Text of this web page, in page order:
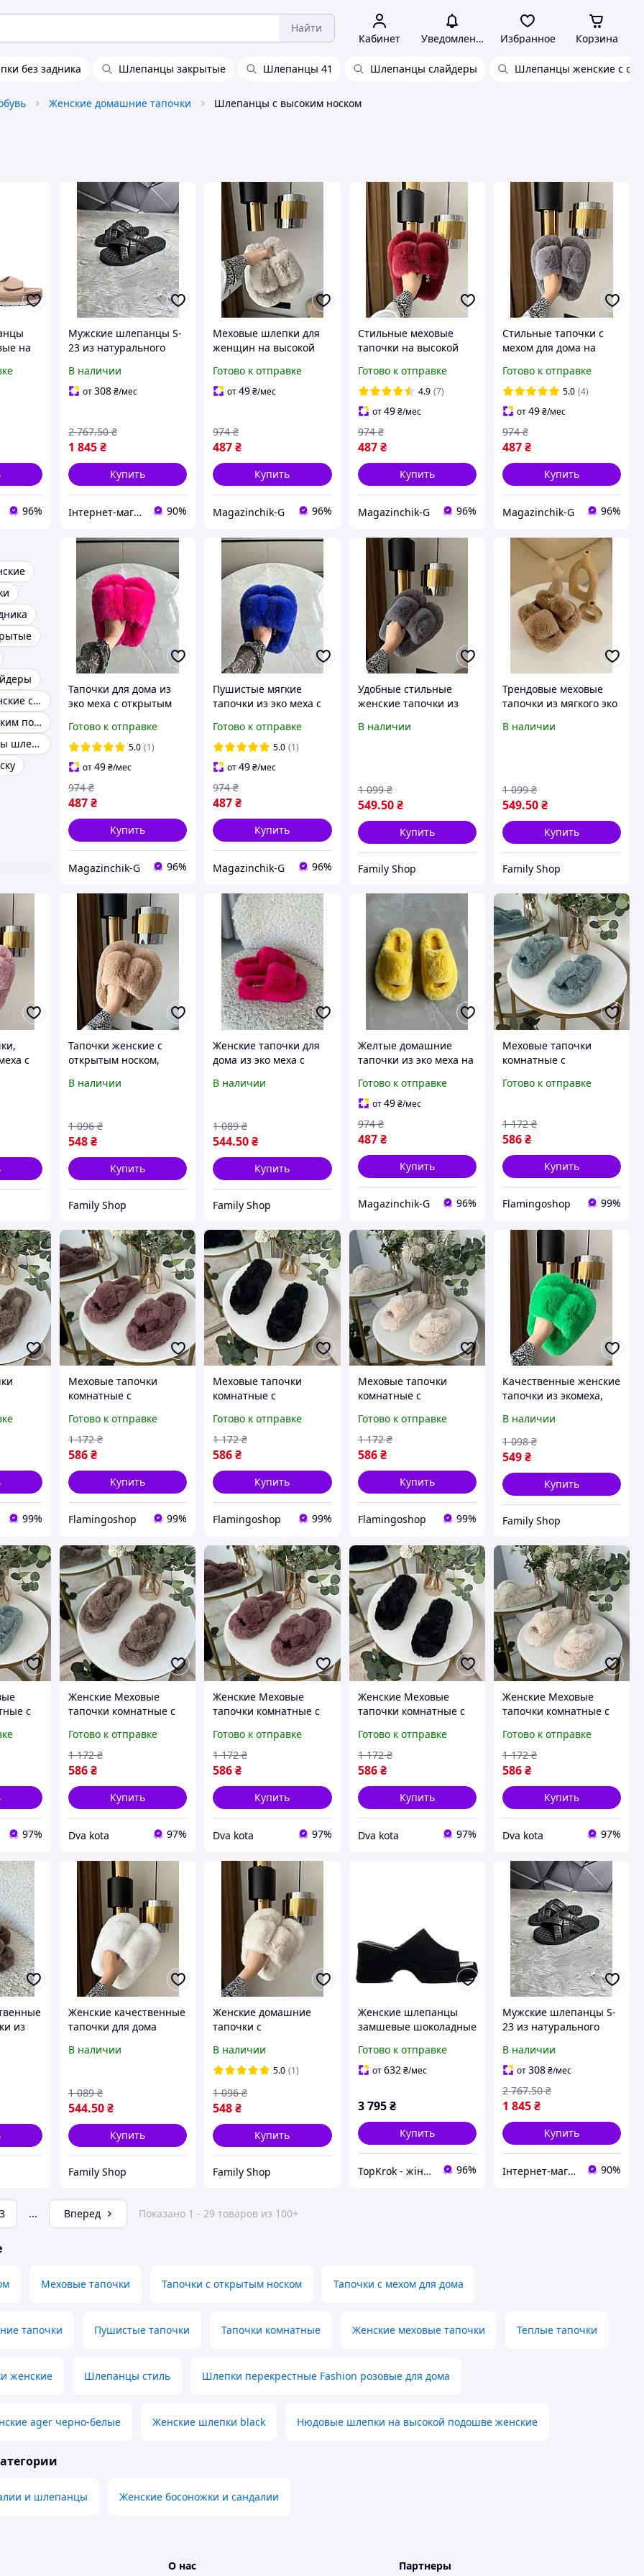
Найти
Кабинет Уведомления Избранное Корзина
без задника Шлепанцы закрытые Шлепанцы 41 Шлепанцы слайдеры Шлепанцы женские с
Женские домашние тапочки Шлепанцы с высоким носком
на
96%
Мужские шлепанцы S-
23 из натурального
стелькой и высокой
комфортностью для
В наличии
от308₴/мес
1 845₴
2 767.50 ₴
Купить
Інтернет-магазин ALL CLOTHES 90%
Меховые шлепки для
женщин на высокой
носком из эко меха, в
цвете дымчастое
Готово к отправке
от49₴/мес
487₴
974 ₴
Купить
Magazinchik-G 96%
Стильные меховые
тапочки на высокой
носком, в цвете бордо
Готово к отправке
4.9 (7)
от49 ₴/мес
487 ₴
974 ₴
Купить
Magazinchik-G 96%
Стильные тапочки с
мехом для дома на
открытым носком, в
цвете графит
Готово к отправке
5.0 (4)
от49₴/мес
487₴
974 ₴
Купить
Magazinchik-G 96%
Шлепанцы женские с острым носком
Шлепки с высоким подъемом
Женские сланцы шлепки
Тапочки для дома из
эко меха с открытым
подошве, в цвете
фуксия
Готово к отправке
5.0 (1)
от49₴/мес
487₴
974 ₴
Купить
Magazinchik-G 96%
Пушистые мягкие
тапочки из эко меха с
высокой подошве в
ярко синем цвете
Готово к отправке
5.0 (1)
от49₴/мес
487₴
974 ₴
Купить
Magazinchik-G 96%
Удобные стильные
женские тапочки из
тапочки в графитовом
В наличии
549.50 ₴
1 099 ₴
Купить
Family Shop
Трендовые меховые
тапочки из мягкого эко
подошве с открытым
В наличии
549.50₴
1 099 ₴
Купить
Family Shop
с
Тапочки женские с
открытым носком,
экомеха, капцы на
В наличии
548₴
1 096 ₴
Купить
Family Shop
Женские тапочки для
дома из эко меха с
высокой подошве в
В наличии
544.50₴
1 089 ₴
Купить
Family Shop
Желтые домашние
тапочки из эко меха на
открытым носком
Готово к отправке
от49 ₴/мес
487 ₴
974 ₴
Купить
Magazinchik-G 96%
Меховые тапочки
комнатные с
подошва, тапули
Готово к отправке
586₴
1 172 ₴
Купить
Flamingoshop 99%
и
99%
Меховые тапочки
комнатные с
подошва, тапули
пушистые с мехом и
открытым носком
бордо
Готово к отправке
586₴
1 172 ₴
Купить
Flamingoshop 99%
Меховые тапочки
комнатные с
подошва, тапули
пушистые с мехом и
открытым носком
черные
Готово к отправке
586₴
1 172 ₴
Купить
Flamingoshop 99%
Меховые тапочки
комнатные с
подошва, тапули
пушистые с мехом и
открытым носком
молочные
Готово к отправке
586 ₴
1 172 ₴
Купить
Flamingoshop 99%
Качественные женские
тапочки из экомеха,
тапочки с открытым
носком, шапочки на
высокой подошве
В наличии
549₴
1 098 ₴
Купить
Family Shop
с
с
97%
Женские Меховые
тапочки комнатные с
Высокой подошвой
домашние Пушистые с
переплетом мокко
Готово к отправке
586₴
1 172 ₴
Купить
Dva kota 97%
Женские Меховые
тапочки комнатные с
Высокой подошвой
домашние Пушистые с
переплетом бордо
Готово к отправке
586₴
1 172 ₴
Купить
Dva kota 97%
Женские Меховые
тапочки комнатные с
Высокой подошвой
домашние Пушистые с
переплетом черные
Готово к отправке
586 ₴
1 172 ₴
Купить
Dva kota 97%
Женские Меховые
тапочки комнатные с
Высокой подошвой
домашние Пушистые с
переплетом молочные
Готово к отправке
586₴
1 172 ₴
Купить
Dva kota 97%
из
с
Женские качественные
тапочки для дома
комнатные тапочки
открытым носком
В наличии
544.50₴
1 089 ₴
Купить
Family Shop
Женские домашние
тапочки с
пушистые тапочки на
высокой платформе с
В наличии
5.0 (1)
548₴
1 096 ₴
Купить
Family Shop
Женские шлепанцы
замшевые шоколадные
и танкетке с
квадратным носком
Готово к отправке
от632 ₴/мес
3 795 ₴
Купить
TopKrok - жіноче та чоловіче взуття, жіночі сумки та верхній одяг 96%
Мужские шлепанцы S-
23 из натурального
стелькой и высокой
комфортностью для
носки 45 (30)
В наличии
от308₴/мес
1 845₴
2 767.50 ₴
Купить
Інтернет-магазин ALL CLOTHES 90%
3 ... Вперед Показано 1 - 29 товаров из 100+
Меховые тапочки Тапочки с открытым носком Тапочки с мехом для дома
тапочки Пушистые тапочки Тапочки комнатные Женские меховые тапочки Теплые тапочки
женские Шлепанцы стиль Шлепки перекрестные Fashion розовые для дома
ager черно-белые Женские шлепки black Нюдовые шлепки на высокой подошве женские
и шлепанцы Женские босоножки и сандалии
О нас Партнеры